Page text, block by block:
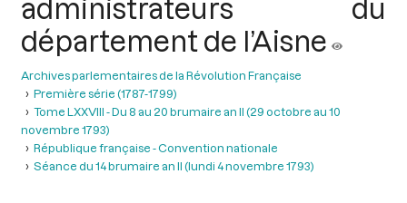
administrateurs du
département de l’Aisne
Archives parlementaires de la Révolution Française
Première série (1787-1799)
Tome LXXVIII - Du 8 au 20 brumaire an II (29 octobre au 10
novembre 1793)
République française - Convention nationale
Séance du 14 brumaire an II (lundi 4 novembre 1793)